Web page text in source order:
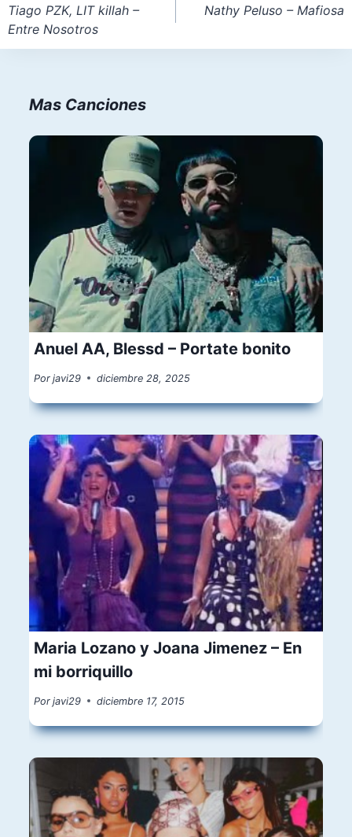
de
entradas
Tiago PZK, LIT killah –
Entre Nosotros
Nathy Peluso – Mafiosa
Mas Canciones
Anuel AA, Blessd – Portate bonito
Por javi29 diciembre 28, 2025
Maria Lozano y Joana Jimenez – En
mi borriquillo
Por javi29 diciembre 17, 2015